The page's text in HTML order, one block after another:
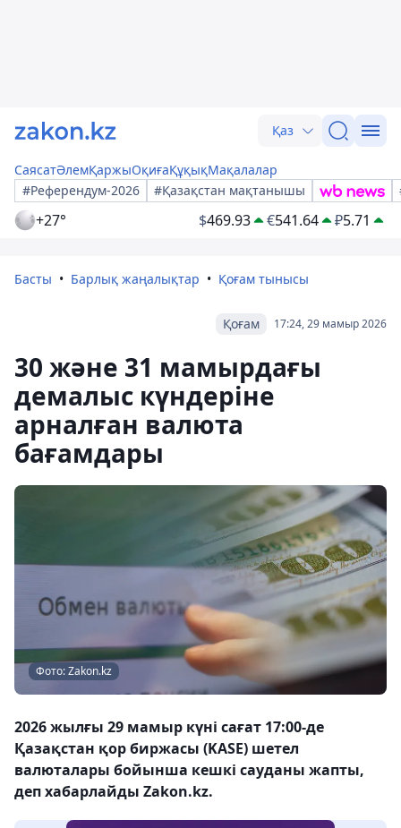
Қаз
СаясатӘлемҚаржыОқиғаҚұқықМақалалар
#Референдум-2026
#Қазақстан мақтанышы
+27° $469.93 €541.64 ₽5.71
Басты Барлық жаңалықтар Қоғам тынысы
17:24, 29 мамыр 2026
Қоғам
30 және 31 мамырдағы
демалыс күндеріне
арналған валюта
бағамдары
Фото: Zakon.kz
2026 жылғы 29 мамыр күні сағат 17:00-де
Қазақстан қор биржасы (KASE) шетел
валюталары бойынша кешкі сауданы жапты,
деп хабарлайды Zakon.kz.